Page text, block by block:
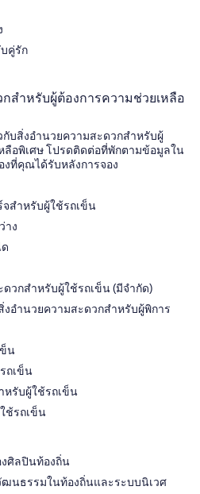
คู่รัก
สำหรับผู้ต้องการความช่วยเหลือ
บสิ่งอำนวยความสะดวกสำหรับผู้
ลือพิเศษ โปรดติดต่อที่พักตามข้อมูลใน
งที่คุณได้รับหลังการจอง
จสำหรับผู้ใช้รถเข็น
าง
วกสำหรับผู้ใช้รถเข็น (มีจำกัด)
อำนวยความสะดวกสำหรับผู้พิการ
น
ถเข็น
รับผู้ใช้รถเข็น
ช้รถเข็น
ศิลปินท้องถิ่น
ฒนธรรมในท้องถิ่นและระบบนิเวศ